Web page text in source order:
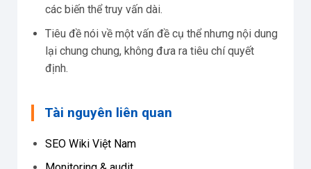
các biến thể truy vấn dài.
Tiêu đề nói về một vấn đề cụ thể nhưng nội dung
lại chung chung, không đưa ra tiêu chí quyết
định.
Tài nguyên liên quan
SEO Wiki Việt Nam